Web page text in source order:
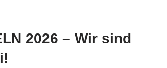
2026 – Wir sind